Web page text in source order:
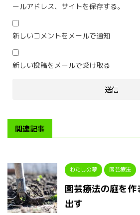
ールアドレス、サイトを保存する。
新しいコメントをメールで通知
新しい投稿をメールで受け取る
関連記事
わたしの夢 園芸療法
園芸療法の庭を
出す